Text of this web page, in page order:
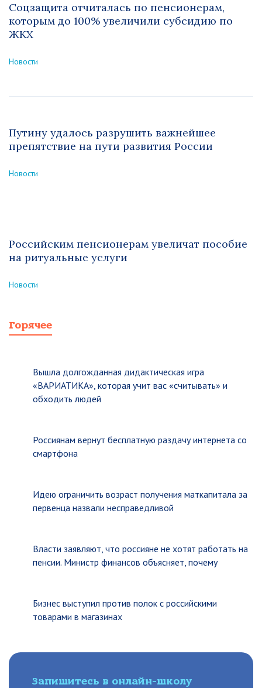
Соцзащита отчиталась по пенсионерам,
которым до 100% увеличили субсидию по
ЖКХ
Новости
Путину удалось разрушить важнейшее
препятствие на пути развития России
Новости
Российским пенсионерам увеличат пособие
на ритуальные услуги
Новости
Горячее
Вышла долгожданная дидактическая игра
«ВАРИАТИКА», которая учит вас «считывать» и
обходить людей
Россиянам вернут бесплатную раздачу интернета со
смартфона
Идею ограничить возраст получения маткапитала за
первенца назвали несправедливой
Власти заявляют, что россияне не хотят работать на
пенсии. Министр финансов объясняет, почему
Бизнес выступил против полок с российскими
товарами в магазинах
Запишитесь в онлайн-школу